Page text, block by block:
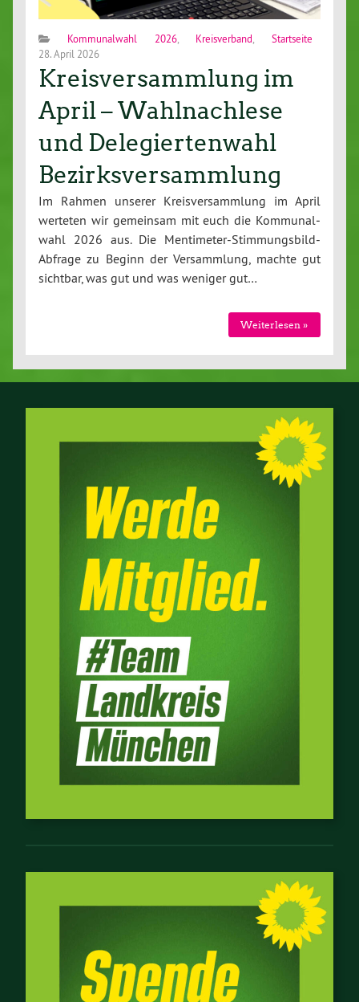
Kommunalwahl 2026, Kreisverband
Startseite
28. April 2026
Kreisversammlung im
April – Wahlnachlese
und Delegiertenwahl
Bezirksversammlung
Im Rahmen unserer Kreis­ver­samm­lung im April
werteten wir gemeinsam mit euch die Kom­mu­nal­
wahl 2026 aus. Die Men­ti­me­ter-Stim­mungs­bild-
Ab­fra­ge zu Beginn der Ver­samm­lung, machte gut
sichtbar, was gut und was weniger gut…
Wei­ter­le­sen »